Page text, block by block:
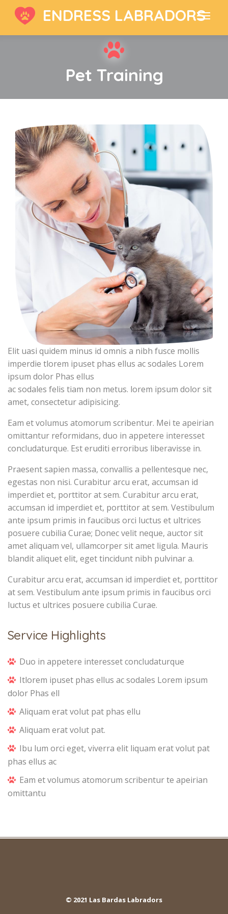
ENDRESS LABRADORS
Pet Training
Elit uasi quidem minus id omnis a nibh fusce mollis
imperdie tlorem ipuset phas ellus ac sodales Lorem
ipsum dolor Phas ellus
ac sodales felis tiam non metus. lorem ipsum dolor sit
amet, consectetur adipisicing.
Eam et volumus atomorum scribentur. Mei te apeirian
omittantur reformidans, duo in appetere interesset
concludaturque. Est eruditi erroribus liberavisse in.
Praesent sapien massa, convallis a pellentesque nec,
egestas non nisi. Curabitur arcu erat, accumsan id
imperdiet et, porttitor at sem. Curabitur arcu erat,
accumsan id imperdiet et, porttitor at sem. Vestibulum
ante ipsum primis in faucibus orci luctus et ultrices
posuere cubilia Curae; Donec velit neque, auctor sit
amet aliquam vel, ullamcorper sit amet ligula. Mauris
blandit aliquet elit, eget tincidunt nibh pulvinar a.
Curabitur arcu erat, accumsan id imperdiet et, porttitor
at sem. Vestibulum ante ipsum primis in faucibus orci
luctus et ultrices posuere cubilia Curae.
Service Highlights
Duo in appetere interesset concludaturque
Itlorem ipuset phas ellus ac sodales Lorem ipsum
dolor Phas ell
Aliquam erat volut pat phas ellu
Aliquam erat volut pat.
Ibu lum orci eget, viverra elit liquam erat volut pat
phas ellus ac
Eam et volumus atomorum scribentur te apeirian
omittantu
© 2021 Las Bardas Labradors